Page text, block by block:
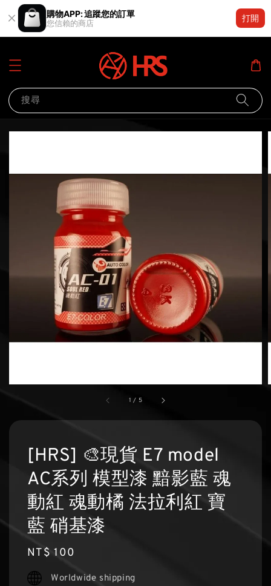
購物APP: 追蹤您的訂單
您信賴的商店
打開
搜尋
1 / 5
[HRS] 🎨現貨 E7 model
AC系列 模型漆 黯影藍 魂
動紅 魂動橘 法拉利紅 寶
藍 硝基漆
Regular
price
NT$ 100
Worldwide shipping